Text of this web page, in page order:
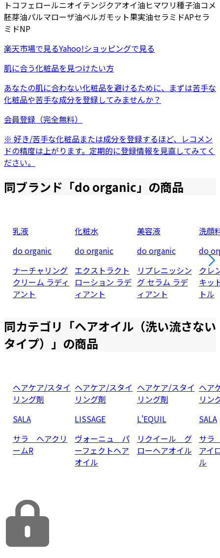
トコフェロールニオイテンジクアオイ油ヒマワリ種子油コメ
胚芽油パルマローザ油ベルガモット果実油セラミドAPセラ
ミドNP
楽天市場で見るYahoo!ショッピングで見る
肌に合う化粧品を見つけたい方
あなたの肌に合わない化粧品を避けるために、まずは苦手な
化粧品や苦手な成分を登録してみませんか？
会員登録（完全無料）
※ 好き/苦手な化粧品または成分を登録するほど、レコメン
ドの精度は上がります。定期的に登録情報を見直してみてく
ださい。
同ブランド「do organic」の商品
乳液
do organic
ナーチャリング
クリーム ラディ
アント
化粧水
do organic
エクストラクト
ローション ラデ
ィアント
美容液
do organic
リプレニッシン
グ セラム ラデ
ィアント
洗顔
do
クレ
キッ
トル
同カテゴリ「ヘアオイル（洗い流さない
タイプ） 」の商品
ヘアケア/スタイ
リング剤
SALA
サラ ヘアクリ
ームR
ヘアケア/スタイ
リング剤
LISSAGE
ヴォーニュ パ
ーフェクトヘア
オイル
ヘアケア/スタイ
リング剤
L'EQUIL
リクイール グ
ローヘアオイル
ヘア
リン
SALA
サラ
アイ
ル